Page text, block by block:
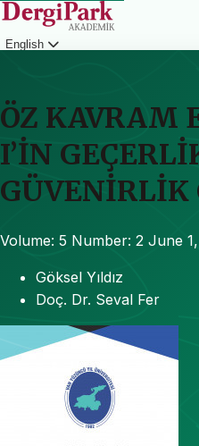
English
ÖZ KAVRAM
I’İN
GÜVENİRLİK
Volume: 5 Number: 2 June
Göksel Yıldız
Doç. Dr. Seval Fer